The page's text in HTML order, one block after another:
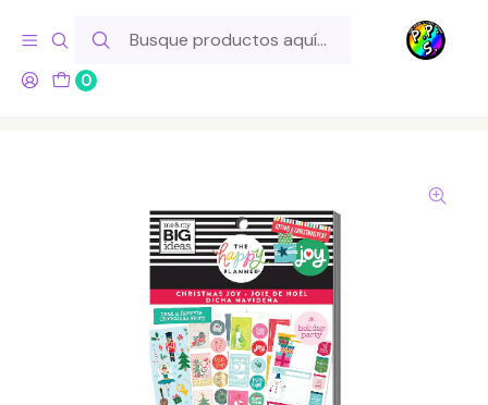
0
Hola! Si tu pedido incluye productos de fabricación propia,
ten en cuenta este tiempo para el despacho
Inicio